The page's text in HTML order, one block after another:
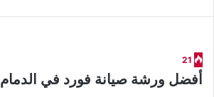
21
أفضل ورشة صيانة فورد في الدمام